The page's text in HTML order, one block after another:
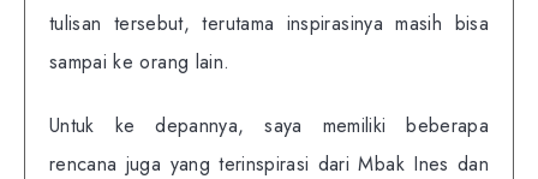
tulisan tersebut, terutama inspirasinya masih bisa
sampai ke orang lain.
Untuk ke depannya, saya memiliki beberapa
rencana juga yang terinspirasi dari Mbak Ines dan